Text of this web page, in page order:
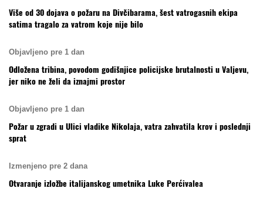
Više od 30 dojava o požaru na Divčibarama, šest vatrogasnih ekipa
satima tragalo za vatrom koje nije bilo
Objavljeno pre 1 dan
Odložena tribina, povodom godišnjice policijske brutalnosti u Valjevu,
jer niko ne želi da iznajmi prostor
Objavljeno pre 1 dan
Požar u zgradi u Ulici vladike Nikolaja, vatra zahvatila krov i poslednji
sprat
Izmenjeno pre 2 dana
Otvaranje izložbe italijanskog umetnika Luke Perćivalea